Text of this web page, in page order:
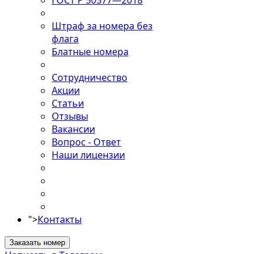
Штраф за номера без
флага
Блатные номера
Сотрудничество
Акции
Статьи
Отзывы
Вакансии
Вопрос - Ответ
Наши лицензии
">Контакты
Заказать номер